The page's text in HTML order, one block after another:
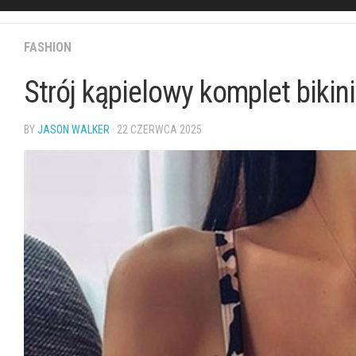
FASHION
Strój kąpielowy komplet
BYJASON WALKER · 22 CZERWCA 2025